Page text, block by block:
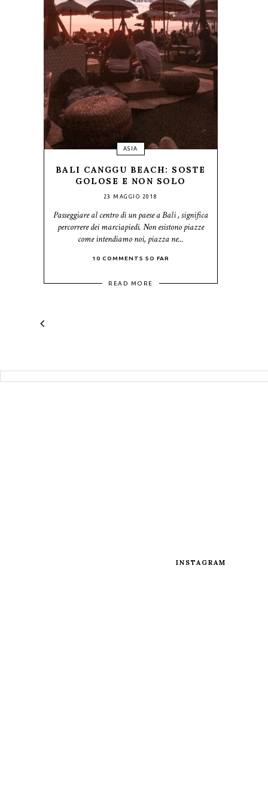
ASIA
BALI CANGGU BEACH: SOSTE
GOLOSE E NON SOLO
23 MAGGIO 2018
Passeggiare al centro di un paese a Bali , significa
percorrere dei marciapiedi. Non esistono piazze
come intendiamo noi, piazza ne...
10 COMMENTS SO FAR
READ MORE
INSTAGRAM